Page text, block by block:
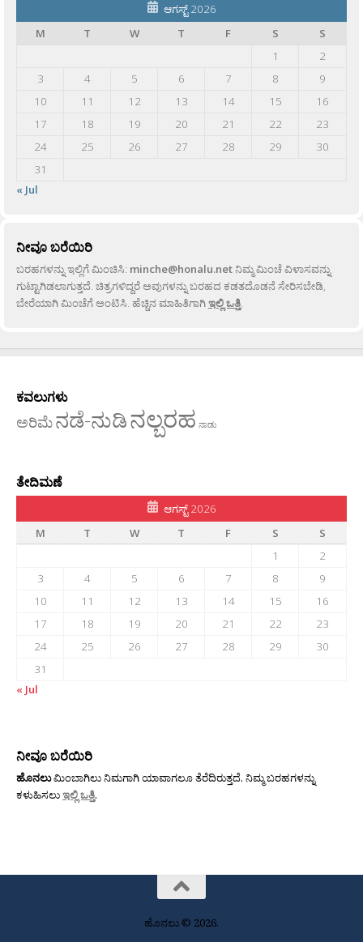
ಆಗಸ್ಟ್ 2026
M
T W T F S
S
1
2
3
4 5 6 7 8
9
10
11 12 13 14 15
16
17
18 19 20 21 22
23
24
25 26 27 28 29
30
31
« Jul
ನೀವೂ ಬರೆಯಿರಿ
ಬರಹಗಳನ್ನು ಇಲ್ಲಿಗೆ ಮಿಂಚಿಸಿ: minche@honalu.netನಿಮ್ಮ ಮಿಂಚೆ ವಿಳಾಸವನ್ನು
ಗುಟ್ಟಾಗಿಡಲಾಗುತ್ತದೆ. ಚಿತ್ರಗಳಿದ್ದರೆ ಅವುಗಳನ್ನು ಬರಹದ ಕಡತದೊಡನೆ ಸೇರಿಸಬೇಡಿ,
ಬೇರೆಯಾಗಿ ಮಿಂಚೆಗೆ ಅಂಟಿಸಿ. ಹೆಚ್ಚಿನ ಮಾಹಿತಿಗಾಗಿಇಲ್ಲಿ ಒತ್ತಿ.
ಕವಲುಗಳು
ಅರಿಮೆನಡೆ-ನುಡಿನಲ್ಬರಹ ನಾಡು
ತೇದಿಮಣೆ
ಆಗಸ್ಟ್ 2026
M
T W T F S
S
1
2
3
4 5 6 7 8
9
10
11 12 13 14 15
16
17
18 19 20 21 22
23
24
25 26 27 28 29
30
31
« Jul
ನೀವೂ ಬರೆಯಿರಿ
ಹೊನಲುಮಿಂಬಾಗಿಲು ನಿಮಗಾಗಿ ಯಾವಾಗಲೂ ತೆರೆದಿರುತ್ತದೆ. ನಿಮ್ಮ ಬರಹಗಳನ್ನು
ಕಳುಹಿಸಲುಇಲ್ಲಿ ಒತ್ತಿ.
ಹೊನಲು © 2026.